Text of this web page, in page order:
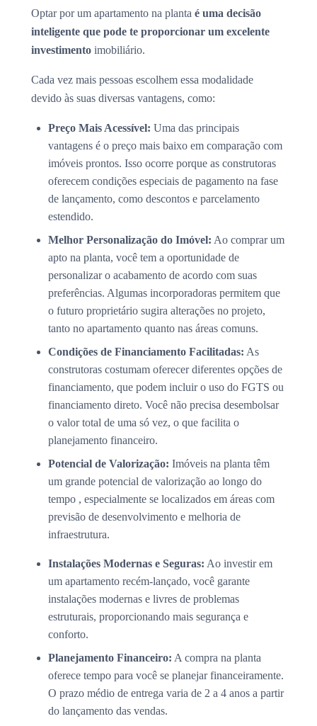
Optar por um apartamento na planta é uma decisão
inteligente que pode te proporcionar um excelente
investimento imobiliário.
Cada vez mais pessoas escolhem essa modalidade
devido às suas diversas vantagens, como:
Preço Mais Acessível: Uma das principais
vantagens é o preço mais baixo em comparação com
imóveis prontos. Isso ocorre porque as construtoras
oferecem condições especiais de pagamento na fase
de lançamento, como descontos e parcelamento
estendido.
Melhor Personalização do Imóvel: Ao comprar um
apto na planta, você tem a oportunidade de
personalizar o acabamento de acordo com suas
preferências. Algumas incorporadoras permitem que
o futuro proprietário sugira alterações no projeto,
tanto no apartamento quanto nas áreas comuns.
Condições de Financiamento Facilitadas: As
construtoras costumam oferecer diferentes opções de
financiamento, que podem incluir o uso do FGTS ou
financiamento direto. Você não precisa desembolsar
o valor total de uma só vez, o que facilita o
planejamento financeiro.
Potencial de Valorização: Imóveis na planta têm
um grande potencial de valorização ao longo do
tempo , especialmente se localizados em áreas com
previsão de desenvolvimento e melhoria de
infraestrutura.
Instalações Modernas e Seguras: Ao investir em
um apartamento recém-lançado, você garante
instalações modernas e livres de problemas
estruturais, proporcionando mais segurança e
conforto.
Planejamento Financeiro: A compra na planta
oferece tempo para você se planejar financeiramente.
O prazo médio de entrega varia de 2 a 4 anos a partir
do lançamento das vendas.